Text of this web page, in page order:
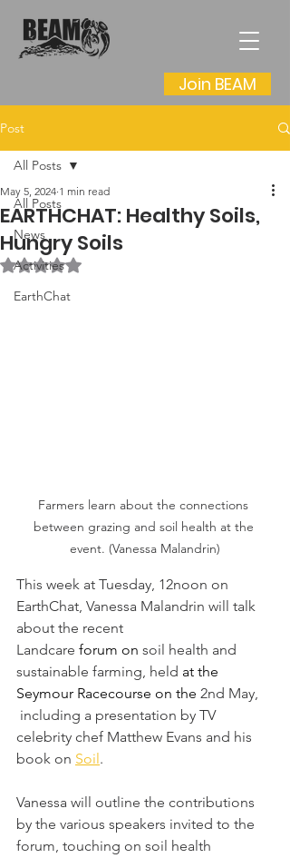
Join BEAM
Post
All Posts
News
Activities
EarthChat
All Posts
EARTHCHAT: Healthy Soils,
Hungry Soils
May 5, 2024 1 min read
Rated NaN out of 5 stars.
Farmers learn about the connections
between grazing and soil health at the
event. (Vanessa Malandrin)
This week at Tuesday, 12noon on
EarthChat, Vanessa Malandrin will talk
about the recent
Landcare forum on soil health and
sustainable farming, held at the
Seymour Racecourse on the 2nd May,
including a presentation by TV
celebrity chef Matthew Evans and his
book on Soil.
Vanessa will outline the contributions
by the various speakers invited to the
forum, touching on soil health